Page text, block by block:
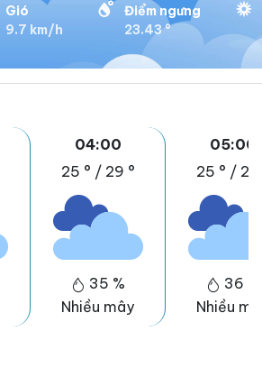
Gió
9.7 km/h
Điểm ngưng
23.43 °
04:00
25 ° / 29 °
35 %
Nhiều mây
05:00
25 ° / 29 °
36 %
Nhiều mây